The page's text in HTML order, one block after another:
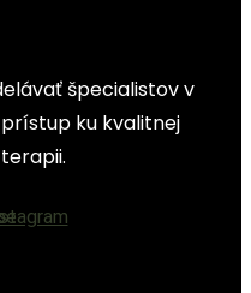
špecialistov v
ku kvalitnej